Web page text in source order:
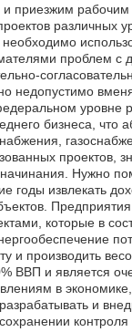
приезжим
различных
проблем с
недопустимо
уровне
бизнеса,
проектов,
Нужно
годы извлекать
которые в
и производить
ВВП и является
в
и